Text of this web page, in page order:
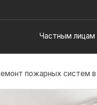
Частным лицам
пожарных систем в